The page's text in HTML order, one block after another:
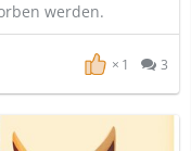
werden.
1 3